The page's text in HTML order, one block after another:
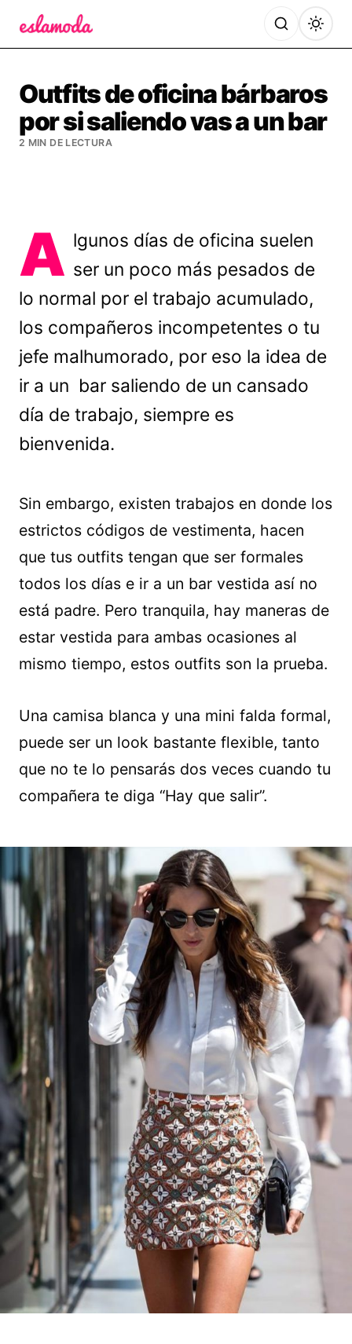
Outfits de oficina bárbaros
por si saliendo vas a un bar
2 MIN DE LECTURA
A lgunos días de oficina suelen
ser un poco más pesados de
lo normal por el trabajo acumulado,
los compañeros incompetentes o tu
jefe malhumorado, por eso la idea de
ir a un bar saliendo de un cansado
día de trabajo, siempre es
bienvenida.
Sin embargo, existen trabajos en donde los
estrictos códigos de vestimenta, hacen
que tus outfits tengan que ser formales
todos los días e ir a un bar vestida así no
está padre. Pero tranquila, hay maneras de
estar vestida para ambas ocasiones al
mismo tiempo, estos outfits son la prueba.
Una camisa blanca y una mini falda formal,
puede ser un look bastante flexible, tanto
que no te lo pensarás dos veces cuando tu
compañera te diga “Hay que salir”.